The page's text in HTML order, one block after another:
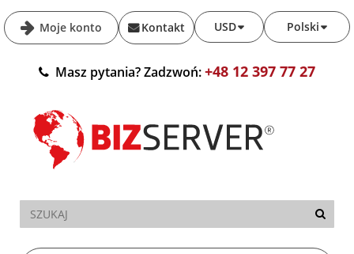
Moje konto Polski
USD
Kontakt
Masz pytania? Zadzwoń:+48 12 397 77 27